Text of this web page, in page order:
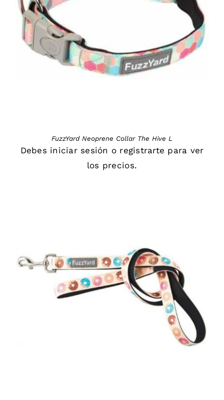
FuzzYard Neoprene Collar The Hive L
Debes iniciar sesión o registrarte para ver
los precios.